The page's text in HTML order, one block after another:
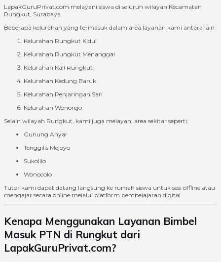
LapakGuruPrivat.com melayani siswa di seluruh wilayah Kecamatan
Rungkut, Surabaya.
Beberapa kelurahan yang termasuk dalam area layanan kami antara lain:
Kelurahan Rungkut Kidul
Kelurahan Rungkut Menanggal
Kelurahan Kali Rungkut
Kelurahan Kedung Baruk
Kelurahan Penjaringan Sari
Kelurahan Wonorejo
Selain wilayah Rungkut, kami juga melayani area sekitar seperti:
Gunung Anyar
Tenggilis Mejoyo
Sukolilo
Wonocolo
Tutor kami dapat datang langsung ke rumah siswa untuk sesi offline atau
mengajar secara online melalui platform pembelajaran digital.
Kenapa Menggunakan Layanan Bimbel
Masuk PTN di Rungkut dari
LapakGuruPrivat.com?